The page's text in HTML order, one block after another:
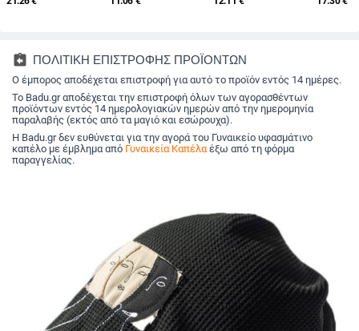
φθινοπωρινό και
καπέλο με επίπεδη
κορυφή για
λογοτεχνικά ταξίδια
εξωτερικού χώρου
παραλία Ταξίδι
Παραθαλάσσιο
κούφιο καπέλο
γυναικείο αντηλιακό
Καπέλο ηλίου με
φαρδύ γείσο
καπέλο
assignment_return ΠΟΛΙΤΙΚΗ ΕΠΙΣΤΡΟΦΗΣ ΠΡΟΪΟΝΤΩΝ
Ο έμπορος αποδέχεται επιστροφή για αυτό το προϊόν εντός 14 ημέρες.
Το Badu.gr αποδέχεται την επιστροφή όλων των αγορασθέντων
προϊόντων εντός 14 ημερολογιακών ημερών από την ημερομηνία
παραλαβής (εκτός από τα μαγιό και εσώρουχα).
Η Badu.gr δεν ευθύνεται για την αγορά του Γυναικείο υφασμάτινο
καπέλο με έμβλημα από Γυναικεία Καπέλαέξω από τη φόρμα
παραγγελίας.